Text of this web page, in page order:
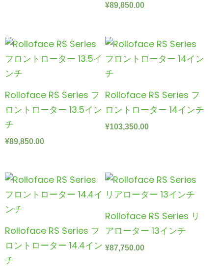
¥89,850.00
Rolloface RS Series フ
ロントローター 13.5イン
チ
¥89,850.00
Rolloface RS Series フ
ロントローター 14インチ
¥103,350.00
Rolloface RS Series フ
ロントローター 14.4イン
チ
Rolloface RS Series リ
アローター 13インチ
¥87,750.00